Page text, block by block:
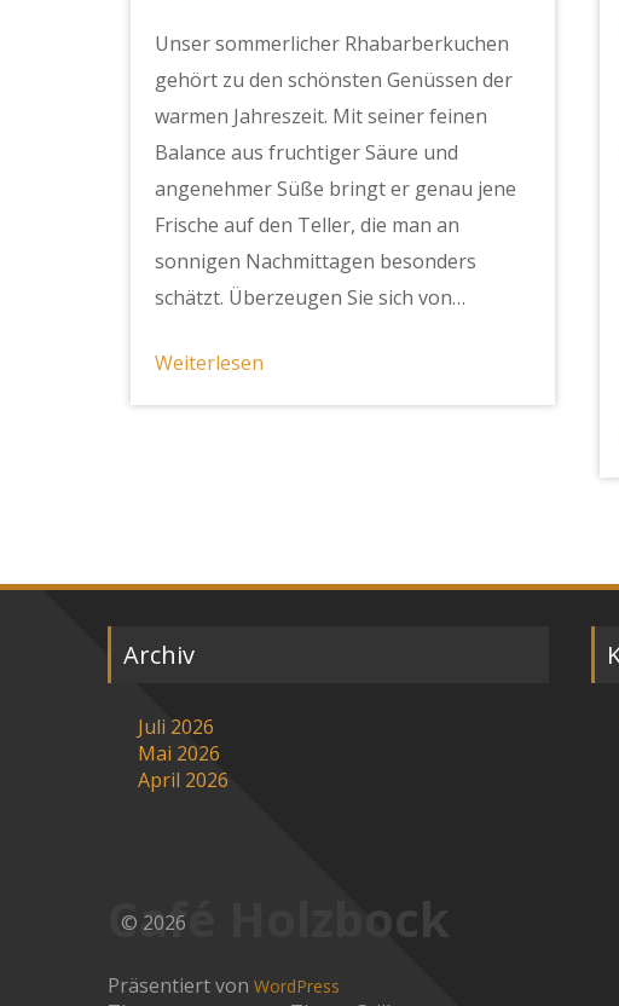
Unser sommerlicher Rhabarberkuchen
gehört zu den schönsten Genüssen der
warmen Jahreszeit. Mit seiner feinen
Balance aus fruchtiger Säure und
angenehmer Süße bringt er genau jene
Frische auf den Teller, die man an
sonnigen Nachmittagen besonders
schätzt. Überzeugen Sie sich von…
Weiterlesen
Archiv
Juli 2026
Mai 2026
April 2026
Café Holzbock
© 2026
Präsentiert von WordPress